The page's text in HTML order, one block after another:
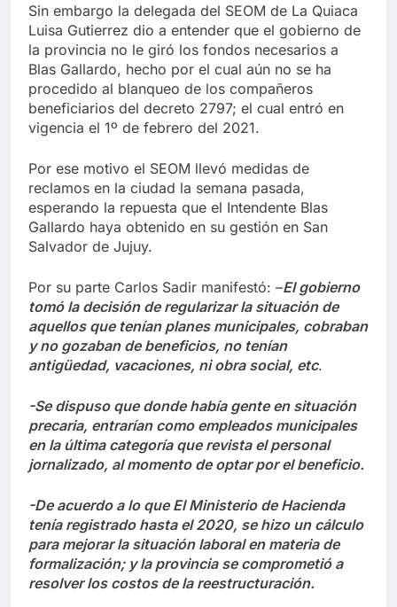
Sin embargo la delegada del SEOM de La Quiaca
Luisa Gutierrez dio a entender que el gobierno de
la provincia no le giró los fondos necesarios a
Blas Gallardo, hecho por el cual aún no se ha
procedido al blanqueo de los compañeros
beneficiarios del decreto 2797; el cual entró en
vigencia el 1º de febrero del 2021.
Por ese motivo el SEOM llevó medidas de
reclamos en la ciudad la semana pasada,
esperando la repuesta que el Intendente Blas
Gallardo haya obtenido en su gestión en San
Salvador de Jujuy.
Por su parte Carlos Sadir manifestó: –El gobierno
tomó la decisión de regularizar la situación de
aquellos que tenían planes municipales, cobraban
y no gozaban de beneficios, no tenían
antigüedad, vacaciones, ni obra social, etc.
-Se dispuso que donde había gente en situación
precaria, entrarían como empleados municipales
en la última categoría que revista el personal
jornalizado, al momento de optar por el beneficio.
-De acuerdo a lo que El Ministerio de Hacienda
tenía registrado hasta el 2020, se hizo un cálculo
para mejorar la situación laboral en materia de
formalización; y la provincia se comprometió a
resolver los costos de la reestructuración.